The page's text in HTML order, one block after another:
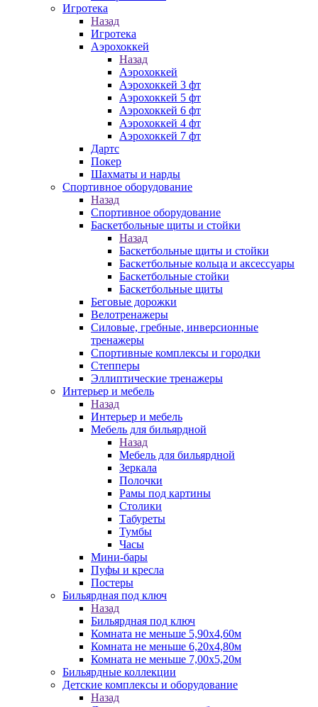
Игротека
Назад
Игротека
Аэрохоккей
Назад
Аэрохоккей
Аэрохоккей 3 фт
Аэрохоккей 5 фт
Аэрохоккей 6 фт
Аэрохоккей 4 фт
Аэрохоккей 7 фт
Дартс
Покер
Шахматы и нарды
Спортивное оборудование
Назад
Спортивное оборудование
Баскетбольные щиты и стойки
Назад
Баскетбольные щиты и стойки
Баскетбольные кольца и аксессуары
Баскетбольные стойки
Баскетбольные щиты
Беговые дорожки
Велотренажеры
Силовые, гребные, инверсионные
тренажеры
Спортивные комплексы и городки
Степперы
Эллиптические тренажеры
Интерьер и мебель
Назад
Интерьер и мебель
Мебель для бильярдной
Назад
Мебель для бильярдной
Зеркала
Полочки
Рамы под картины
Столики
Табуреты
Тумбы
Часы
Мини-бары
Пуфы и кресла
Постеры
Бильярдная под ключ
Назад
Бильярдная под ключ
Комната не меньше 5,90х4,60м
Комната не меньше 6,20х4,80м
Комната не меньше 7,00х5,20м
Бильярдные коллекции
Детские комплексы и оборудование
Назад